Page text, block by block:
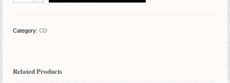
Ferum
Category: CD
Related Products